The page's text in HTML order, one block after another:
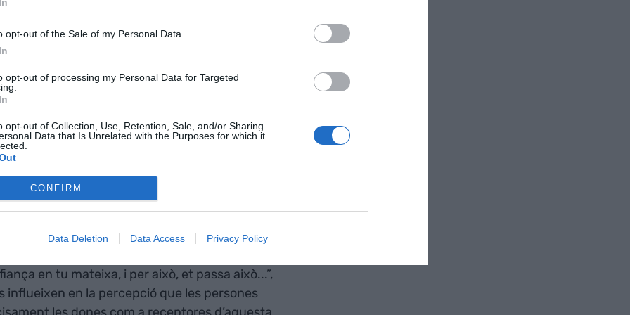
opt-out of the Sale of my Personal Data.
opt-out of processing my Personal Data for Targeted
opt-out of Collection, Use, Retention, Sale, and/or Sharing
Data that Is Unrelated with the Purposes for which it
CONFIRM
Data Deletion Data Access Privacy Policy
em
incomoditat i
a les
tallers i
que en el contingut d’aquestes iniciatives, que
a les dones com a persones
per parlar en públic, per dirigir, etc., amb un
estàs qualificada”. També ho podem trobar en
en tu mateixa, i per això, et passa això...”,
influeixen en la percepció que les persones